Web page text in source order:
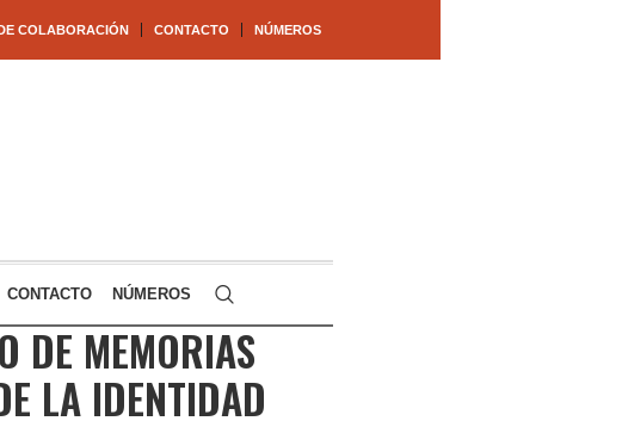
COLABORACIÓN CONTACTO NÚMEROS
CONTACTO NÚMEROS
DE MEMORIAS
LA IDENTIDAD